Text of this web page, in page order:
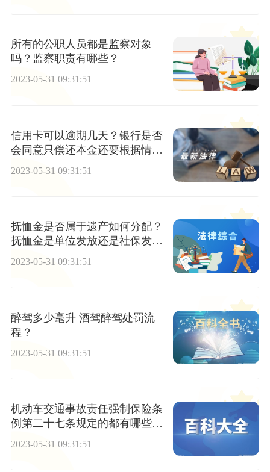
所有的公职人员都是监察对象
吗？监察职责有哪些？
2023-05-31 09:31:51
信用卡可以逾期几天？银行是否
会同意只偿还本金还要根据情况
2023-05-31 09:31:51
抚恤金是否属于遗产如何分配？
抚恤金是单位发放还是社保发
放？
2023-05-31 09:31:51
醉驾多少毫升 酒驾醉驾处罚流
程？
2023-05-31 09:31:51
机动车交通事故责任强制保险条
例第二十七条规定的都有哪些内
2023-05-31 09:31:51